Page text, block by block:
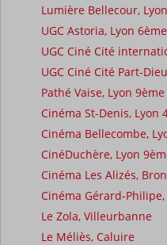
Lumière Bellecour,
UGC Astoria, Lyon 6ème
UGC Ciné Cité
UGC Ciné Cité Part-
Pathé Vaise, Lyon 9ème
Cinéma St-Denis, Lyon
Cinéma Bellecombe,
CinéDuchère, Lyon
Cinéma Les Alizés, Bron
Cinéma Gérard-
Le Zola, Villeurbanne
Le Méliès, Caluire